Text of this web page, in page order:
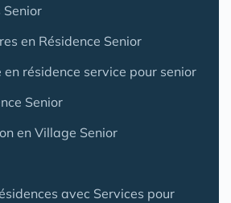
en Résidence Senior
résidence service pour senior
Senior
en Village Senior
avec Services pour